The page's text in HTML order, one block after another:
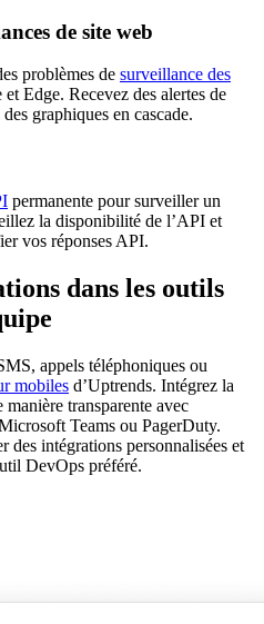
de site web
problèmes de surveillance des
et Edge. Recevez des alertes de
graphiques en cascade.
permanente pour surveiller un
la disponibilité de l’API et
vos réponses API.
dans les outils
appels téléphoniques ou
mobiles d’Uptrends. Intégrez la
transparente avec
Teams ou PagerDuty.
des intégrations personnalisées et
DevOps préféré.